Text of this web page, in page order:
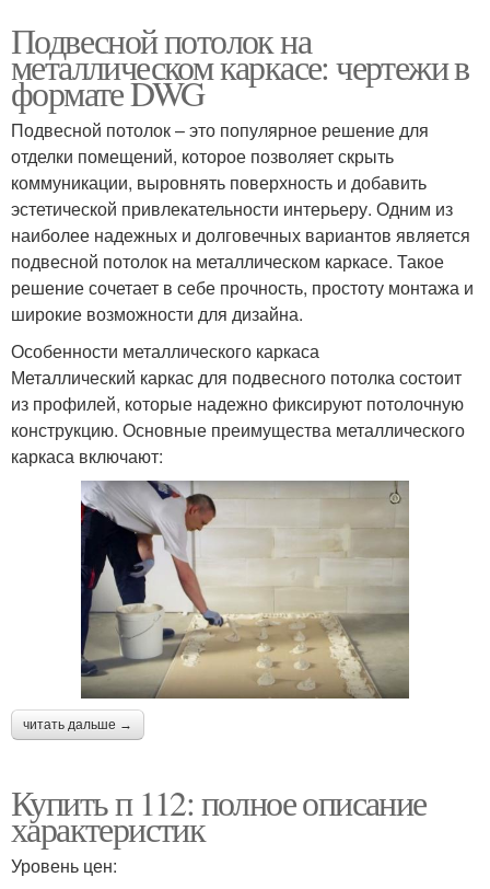
Подвесной потолок на
металлическом каркасе: чертежи в
формате DWG
Подвесной потолок – это популярное решение для
отделки помещений, которое позволяет скрыть
коммуникации, выровнять поверхность и добавить
эстетической привлекательности интерьеру. Одним из
наиболее надежных и долговечных вариантов является
подвесной потолок на металлическом каркасе. Такое
решение сочетает в себе прочность, простоту монтажа и
широкие возможности для дизайна.
Особенности металлического каркаса
Металлический каркас для подвесного потолка состоит
из профилей, которые надежно фиксируют потолочную
конструкцию. Основные преимущества металлического
каркаса включают:
читать дальше →
Купить п 112: полное описание
характеристик
Уровень цен: